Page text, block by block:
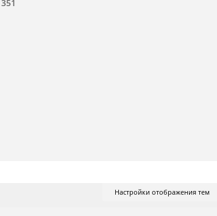
Настройки отображения тем